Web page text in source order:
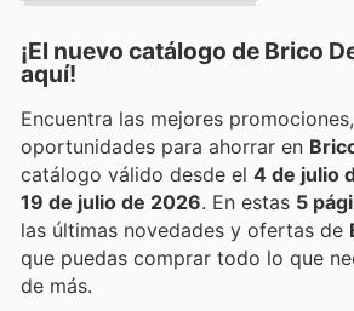
¡El nuevo catálogo de Brico
aquí!
Encuentra las mejores
oportunidades para ahorrar en
catálogo válido desde el 4 de julio
19 de julio de 2026 . En estas 5
las últimas novedades y ofertas de
que puedas comprar todo lo que
de más.